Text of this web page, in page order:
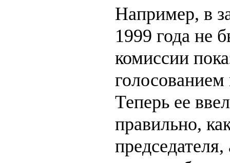
Например, в
1999 года не
комиссии
Теперь ее
правильно,